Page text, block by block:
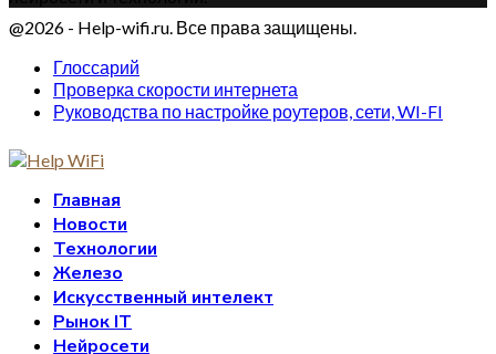
@2026 - Help-wifi.ru. Все права защищены.
Глоссарий
Проверка скорости интернета
Руководства по настройке роутеров, сети, WI-FI
Главная
Новости
Технологии
Железо
Искусственный интелект
Рынок IT
Нейросети